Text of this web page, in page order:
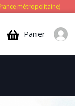
métropolitaine)
Panier